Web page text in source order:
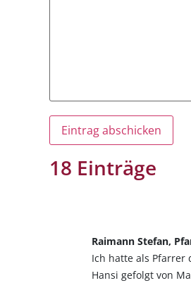
18 Einträge
Raimann Stefan,
Ich hatte als Pfarrer
Hansi gefolgt von